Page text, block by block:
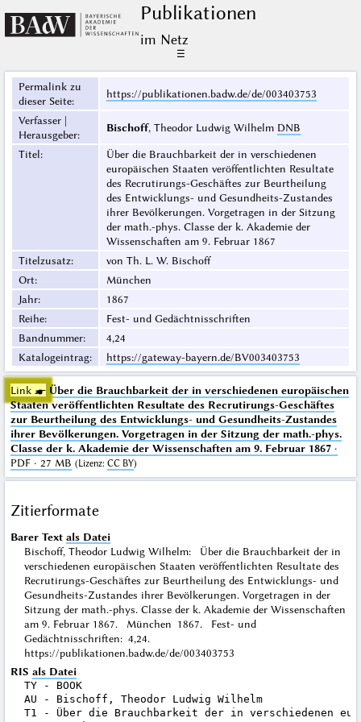
Publikationen
im Netz
☰
Permalink zu
dieser Seite:
https://publikationen.badw.de/de/003403753
Verfasser |
Herausgeber:
Bischoff, Theodor Ludwig Wilhelm DNB
Titel:
Über die Brauchbarkeit der in verschiedenen
europäischen Staaten veröffentlichten Resultate
des Recrutirungs-Geschäftes zur Beurtheilung
des Entwicklungs- und Gesundheits-Zustandes
ihrer Bevölkerungen. Vorgetragen in der Sitzung
der math.-phys. Classe der k. Akademie der
Wissenschaften am 9. Februar 1867
Titelzusatz:
von Th. L. W. Bischoff
Ort:
München
Jahr:
1867
Reihe:
Fest- und Gedächtnisschriften
Bandnummer:
4,24
Katalogeintrag: https://gateway-bayern.de/BV003403753
Link ☛ Über die Brauchbarkeit der in verschiedenen europäischen
Staaten veröffentlichten Resultate des Recrutirungs-Geschäftes
zur Beurtheilung des Entwicklungs- und Gesundheits-Zustandes
ihrer Bevölkerungen. Vorgetragen in der Sitzung der math.-phys.
Classe der k. Akademie der Wissenschaften am 9. Februar 1867·
PDF · 27 MB (Lizenz: CC BY)
Zitierformate
Barer Text als Datei
Bischoff, Theodor Ludwig Wilhelm: Über die Brauchbarkeit der in
verschiedenen europäischen Staaten veröffentlichten Resultate des
Recrutirungs-Geschäftes zur Beurtheilung des Entwicklungs- und
Gesundheits-Zustandes ihrer Bevölkerungen. Vorgetragen in der
Sitzung der math.-phys. Classe der k. Akademie der Wissenschaften
am 9. Februar 1867. München 1867. Fest- und
Gedächtnisschriften: 4,24.
https://publikationen.badw.de/de/003403753
RIS als Datei
TY - BOOK
AU - Bischoff, Theodor Ludwig Wilhelm
T1 - Über die Brauchbarkeit der in verschiedenen